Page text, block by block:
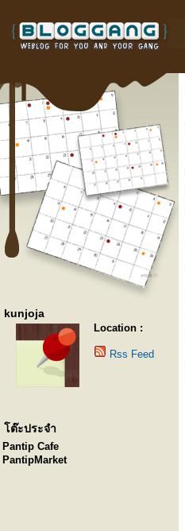
kunjoja
Location :
Rss Feed
โต๊ะประจำ
Pantip Cafe
PantipMarket